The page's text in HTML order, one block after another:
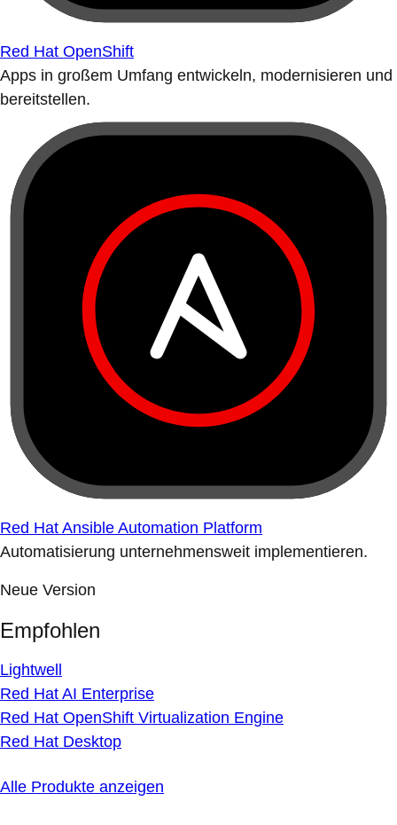
Red Hat OpenShift
Apps in großem Umfang entwickeln, modernisieren und
bereitstellen.
Red Hat Ansible Automation Platform
Automatisierung unternehmensweit implementieren.
Neue Version
Empfohlen
Lightwell
Red Hat AI Enterprise
Red Hat OpenShift Virtualization Engine
Red Hat Desktop
Alle Produkte anzeigen